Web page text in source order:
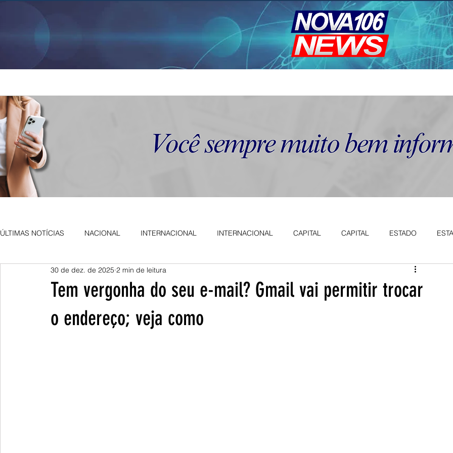
ÚLTIMAS NOTÍCIAS NACIONAL INTERNACIONAL INTERNACIONAL CAPITAL CAPITAL ESTADO
AGRO NEWS DESTAQUE DESTAQUE
Tem vergonha do seu e-mail? Gmail vai permitir trocar
o endereço; veja como
30 de dez. de 2025 2 min de leitura